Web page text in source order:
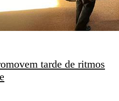
tarde de ritmos